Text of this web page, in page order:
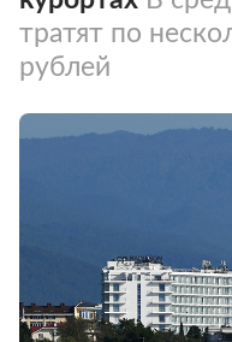
тратят по
рублей